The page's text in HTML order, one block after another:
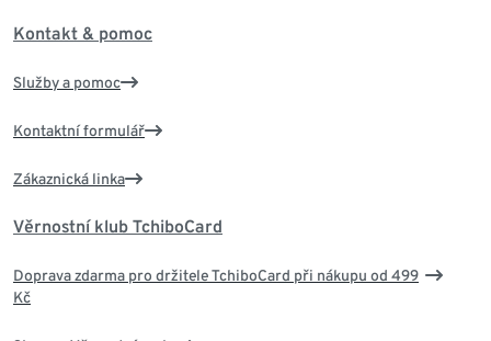
Kontakt & pomoc
Služby a pomoc
Kontaktní formulář
Zákaznická linka
Věrnostní klub TchiboCard
Doprava zdarma pro držitele TchiboCard při nákupu od 499
Kč